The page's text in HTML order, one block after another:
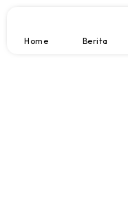
Home Berita